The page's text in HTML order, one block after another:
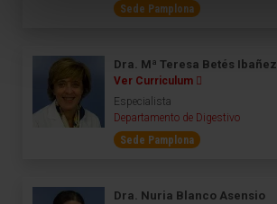
Sede Pamplona
Dra. Mª Teresa Betés Ibañez
Ver Curriculum
Especialista
Departamento de Digestivo
Sede Pamplona
Dra. Nuria Blanco Asensio